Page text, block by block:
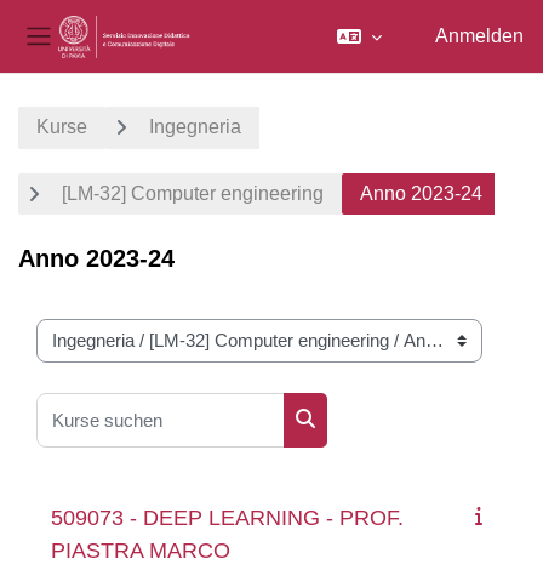
Website-Übersicht
Anmelden
Kurse Ingegneria
[LM-32] Computer engineering Anno 2023-24
Anno 2023-24
Kursbereiche
Kurse suchen
Kurse suchen
509073 - DEEP LEARNING - PROF.
PIASTRA MARCO